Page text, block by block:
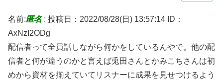
名前:匿名: 投稿日：2022/08/28(日) 13:57:14 ID：
AxNzI2ODg
配信者って全員話しながら何かをしているんやで。他の配
信者と何が違うのかと言えば兎田さんとかみこちさんは初
めから資材を揃えていてリスナーに成果を見せつけるよう